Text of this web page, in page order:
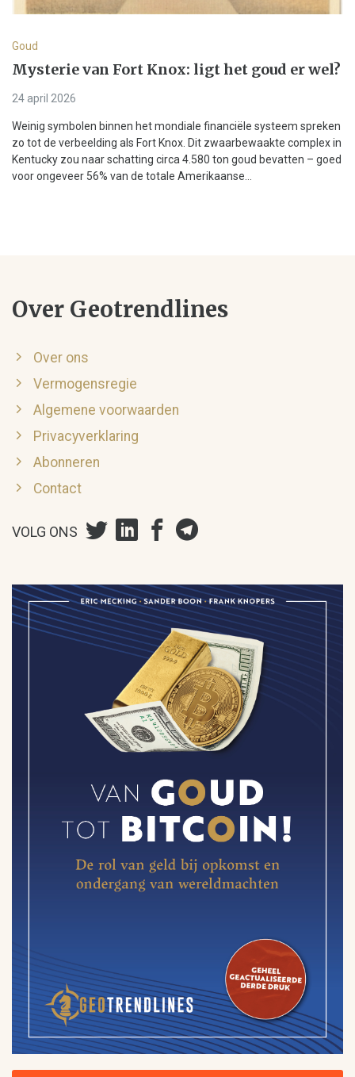
Goud
Mysterie van Fort Knox: ligt het goud er wel?
24 april 2026
Weinig symbolen binnen het mondiale financiële systeem spreken
zo tot de verbeelding als Fort Knox. Dit zwaarbewaakte complex in
Kentucky zou naar schatting circa 4.580 ton goud bevatten – goed
voor ongeveer 56% van de totale Amerikaanse...
Over Geotrendlines
Over ons
Vermogensregie
Algemene voorwaarden
Privacyverklaring
Abonneren
Contact
VOLG ONS